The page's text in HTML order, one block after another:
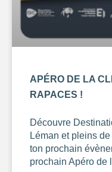
APÉRO DE LA
RAPACES !
Découvre
Léman et pleins
ton prochain
prochain Apéro de